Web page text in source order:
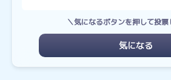
＼気になるボタンを押して投票
気になる